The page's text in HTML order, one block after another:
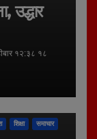
उद्धार
१२:३८ १८
शिक्षा समाचार